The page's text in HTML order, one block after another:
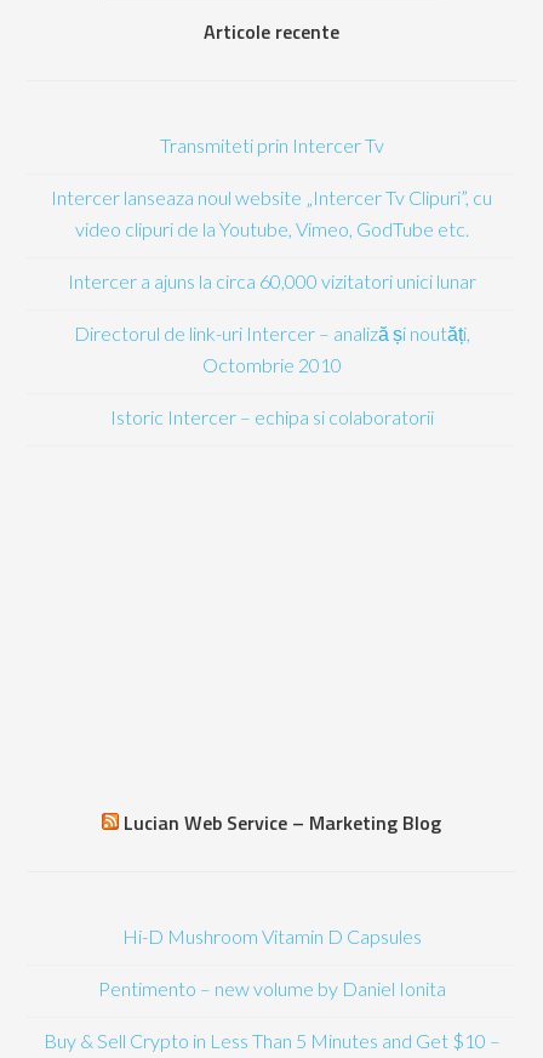
Articole recente
Transmiteti prin Intercer Tv
Intercer lanseaza noul website „Intercer Tv Clipuri”, cu
video clipuri de la Youtube, Vimeo, GodTube etc.
Intercer a ajuns la circa 60,000 vizitatori unici lunar
Directorul de link-uri Intercer – analiză și noutăți,
Octombrie 2010
Istoric Intercer – echipa si colaboratorii
Lucian Web Service – Marketing Blog
Hi-D Mushroom Vitamin D Capsules
Pentimento – new volume by Daniel Ionita
Buy & Sell Crypto in Less Than 5 Minutes and Get $10 –